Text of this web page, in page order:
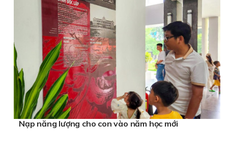
Nạp năng lượng cho con vào năm học mới